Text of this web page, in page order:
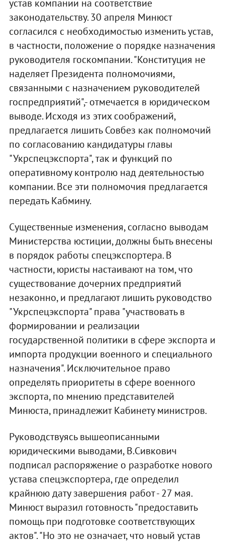
устав компании на соответствие
законодательству. 30 апреля Минюст
согласился с необходимостью изменить устав,
в частности, положение о порядке назначения
руководителя госкомпании. "Конституция не
наделяет Президента полномочиями,
связанными с назначением руководителей
госпредприятий",- отмечается в юридическом
выводе. Исходя из этих соображений,
предлагается лишить Совбез как полномочий
по согласованию кандидатуры главы
"Укрспецэкспорта", так и функций по
оперативному контролю над деятельностью
компании. Все эти полномочия предлагается
передать Кабмину.
Существенные изменения, согласно выводам
Министерства юстиции, должны быть внесены
в порядок работы спецэкспортера. В
частности, юристы настаивают на том, что
существование дочерних предприятий
незаконно, и предлагают лишить руководство
"Укрспецэкспорта" права "участвовать в
формировании и реализации
государственной политики в сфере экспорта и
импорта продукции военного и специального
назначения". Исключительное право
определять приоритеты в сфере военного
экспорта, по мнению представителей
Минюста, принадлежит Кабинету министров.
Руководствуясь вышеописанными
юридическими выводами, В.Сивкович
подписал распоряжение о разработке нового
устава спецэкспортера, где определил
крайнюю дату завершения работ - 27 мая.
Минюст выразил готовность "предоставить
помощь при подготовке соответствующих
актов". "Но это не означает, что новый устав